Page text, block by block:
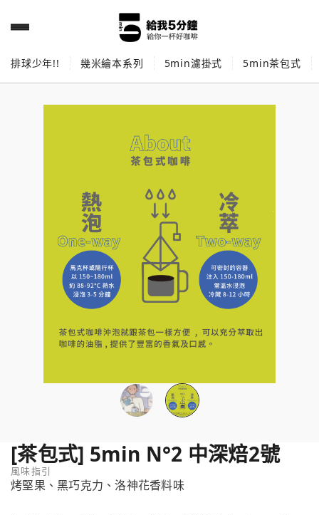
排球少年!! 幾米繪本系列 5min濾掛式 5min茶包式
[茶包式] 5min N°2 中深焙2號
風味指引
烤堅果、黑巧克力、洛神花香料味